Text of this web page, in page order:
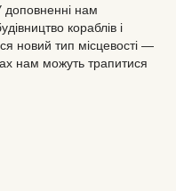
доповненні нам
кораблів і
новий тип місцевості —
нам можуть трапитися